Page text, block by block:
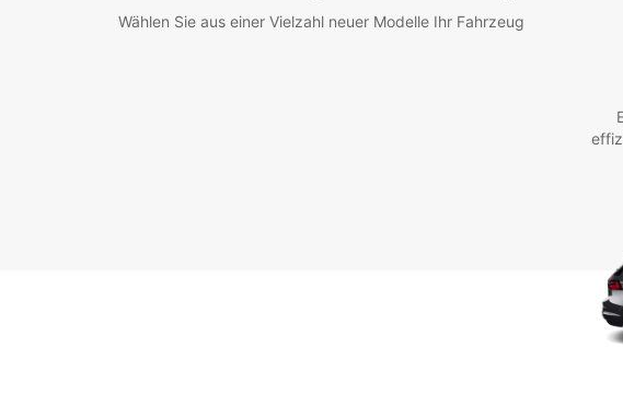
Wählen Sie aus einer Vielzahl neuer Modelle Ihr Fahrzeug